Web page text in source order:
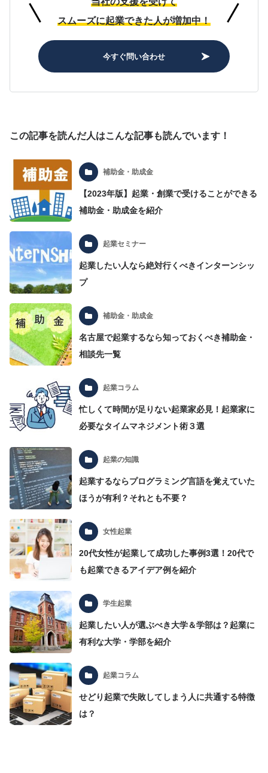
スムーズに起業できた人が増加中！
今すぐ問い合わせ
この記事を読んだ人はこんな記事も読んでいます！
補助金・助成金
【2023年版】起業・創業で受けることができる
補助金・助成金を紹介
起業セミナー
起業したい人なら絶対行くべきインターンシッ
プ
補助金・助成金
名古屋で起業するなら知っておくべき補助金・
相談先一覧
起業コラム
忙しくて時間が足りない起業家必見！起業家に
必要なタイムマネジメント術３選
起業の知識
起業するならプログラミング言語を覚えていた
ほうが有利？それとも不要？
女性起業
20代女性が起業して成功した事例3選！20代で
も起業できるアイデア例を紹介
学生起業
起業したい人が選ぶべき大学＆学部は？起業に
有利な大学・学部を紹介
起業コラム
せどり起業で失敗してしまう人に共通する特徴
は？